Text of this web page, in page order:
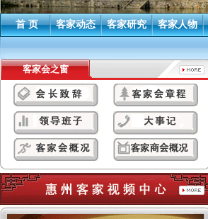
首 页 客家动态 客家研究 客家人物
客家会之窗